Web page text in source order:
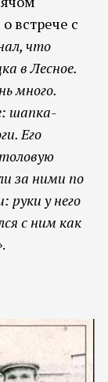
встрече с
что
в Лесное.
много.
шапка-
Его
за ними по
руки у него
с ним как
.